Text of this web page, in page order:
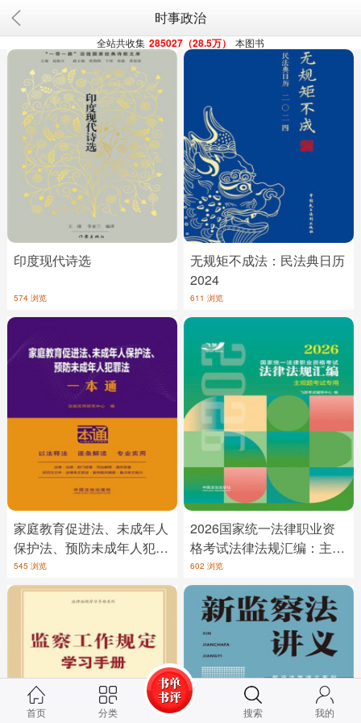
时事政治
全站共收集 285027（28.5万） 本图书
印度现代诗选
574 浏览
无规矩不成法：民法典日历
2024
611 浏览
家庭教育促进法、未成年人
保护法、预防未成年人犯罪
法一本通
545 浏览
2026国家统一法律职业资
格考试法律法规汇编：主观
题考试专用
602 浏览
首页 分类 搜索 我的